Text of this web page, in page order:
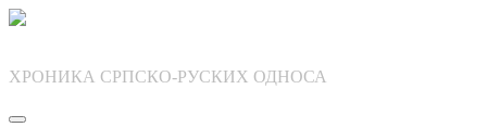
Skip
ХРОНИКА СРПСКО-РУСКИХ ОДНОСА